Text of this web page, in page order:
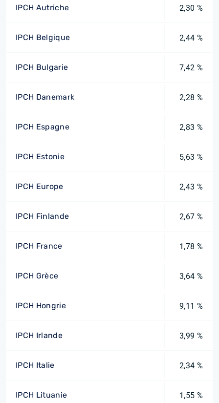
IPCH Autriche 2,30 %
IPCH Belgique 2,44 %
IPCH Bulgarie 7,42 %
IPCH Danemark 2,28 %
IPCH Espagne 2,83 %
IPCH Estonie 5,63 %
IPCH Europe 2,43 %
IPCH Finlande 2,67 %
IPCH France 1,78 %
IPCH Grèce 3,64 %
IPCH Hongrie 9,11 %
IPCH Irlande 3,99 %
IPCH Italie 2,34 %
IPCH Lituanie 1,55 %